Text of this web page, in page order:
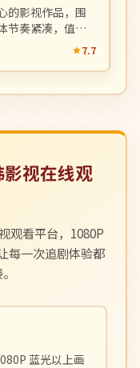
的影视作品，围
节奏紧凑，值得
7.7
视在线观
观看平台，1080P
每一次追剧体验都
蓝光以上画